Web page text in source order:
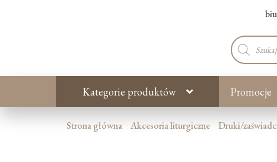
produktów
Kategorie produktów Promocje
Strona główna Akcesoria liturgiczne Druki/